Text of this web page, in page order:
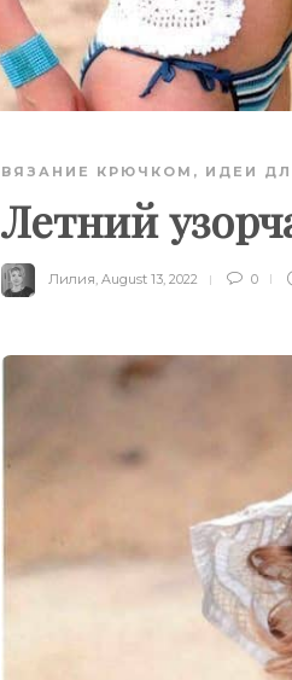
ВЯЗАНИЕ КРЮЧКОМ , ИДЕИ
Летний
Лилия August 13, 2022 0